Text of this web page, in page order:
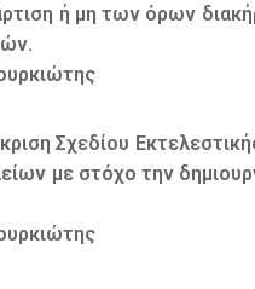
ή μη των όρων
Σχεδίου
με στόχο την